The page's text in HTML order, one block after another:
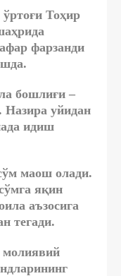
Тоҳир
фарзанди
бошлиғи –
уйидан
идиш
маош олади.
яқин
аъзосига
тегади.
молиявий